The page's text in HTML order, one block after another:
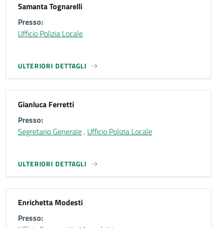
Samanta Tognarelli
Presso:
Ufficio Polizia Locale
ULTERIORI DETTAGLI
Gianluca Ferretti
Presso:
Segretario Generale , Ufficio Polizia Locale
ULTERIORI DETTAGLI
Enrichetta Modesti
Presso: